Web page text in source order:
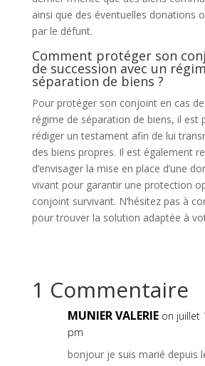
ainsi que des éventuelles donations
par le défunt.
Comment protéger son
de succession avec un
séparation de biens ?
Pour protéger son conjoint en cas
régime de séparation de biens, il est
rédiger un testament afin de lui
des biens propres. Il est également
d’envisager la mise en place d’une
vivant pour garantir une protection
conjoint survivant. N’hésitez pas à
pour trouver la solution adaptée à
1 Commentaire
MUNIER VALERIE on juillet
pm
bonjour je suis marié depuis